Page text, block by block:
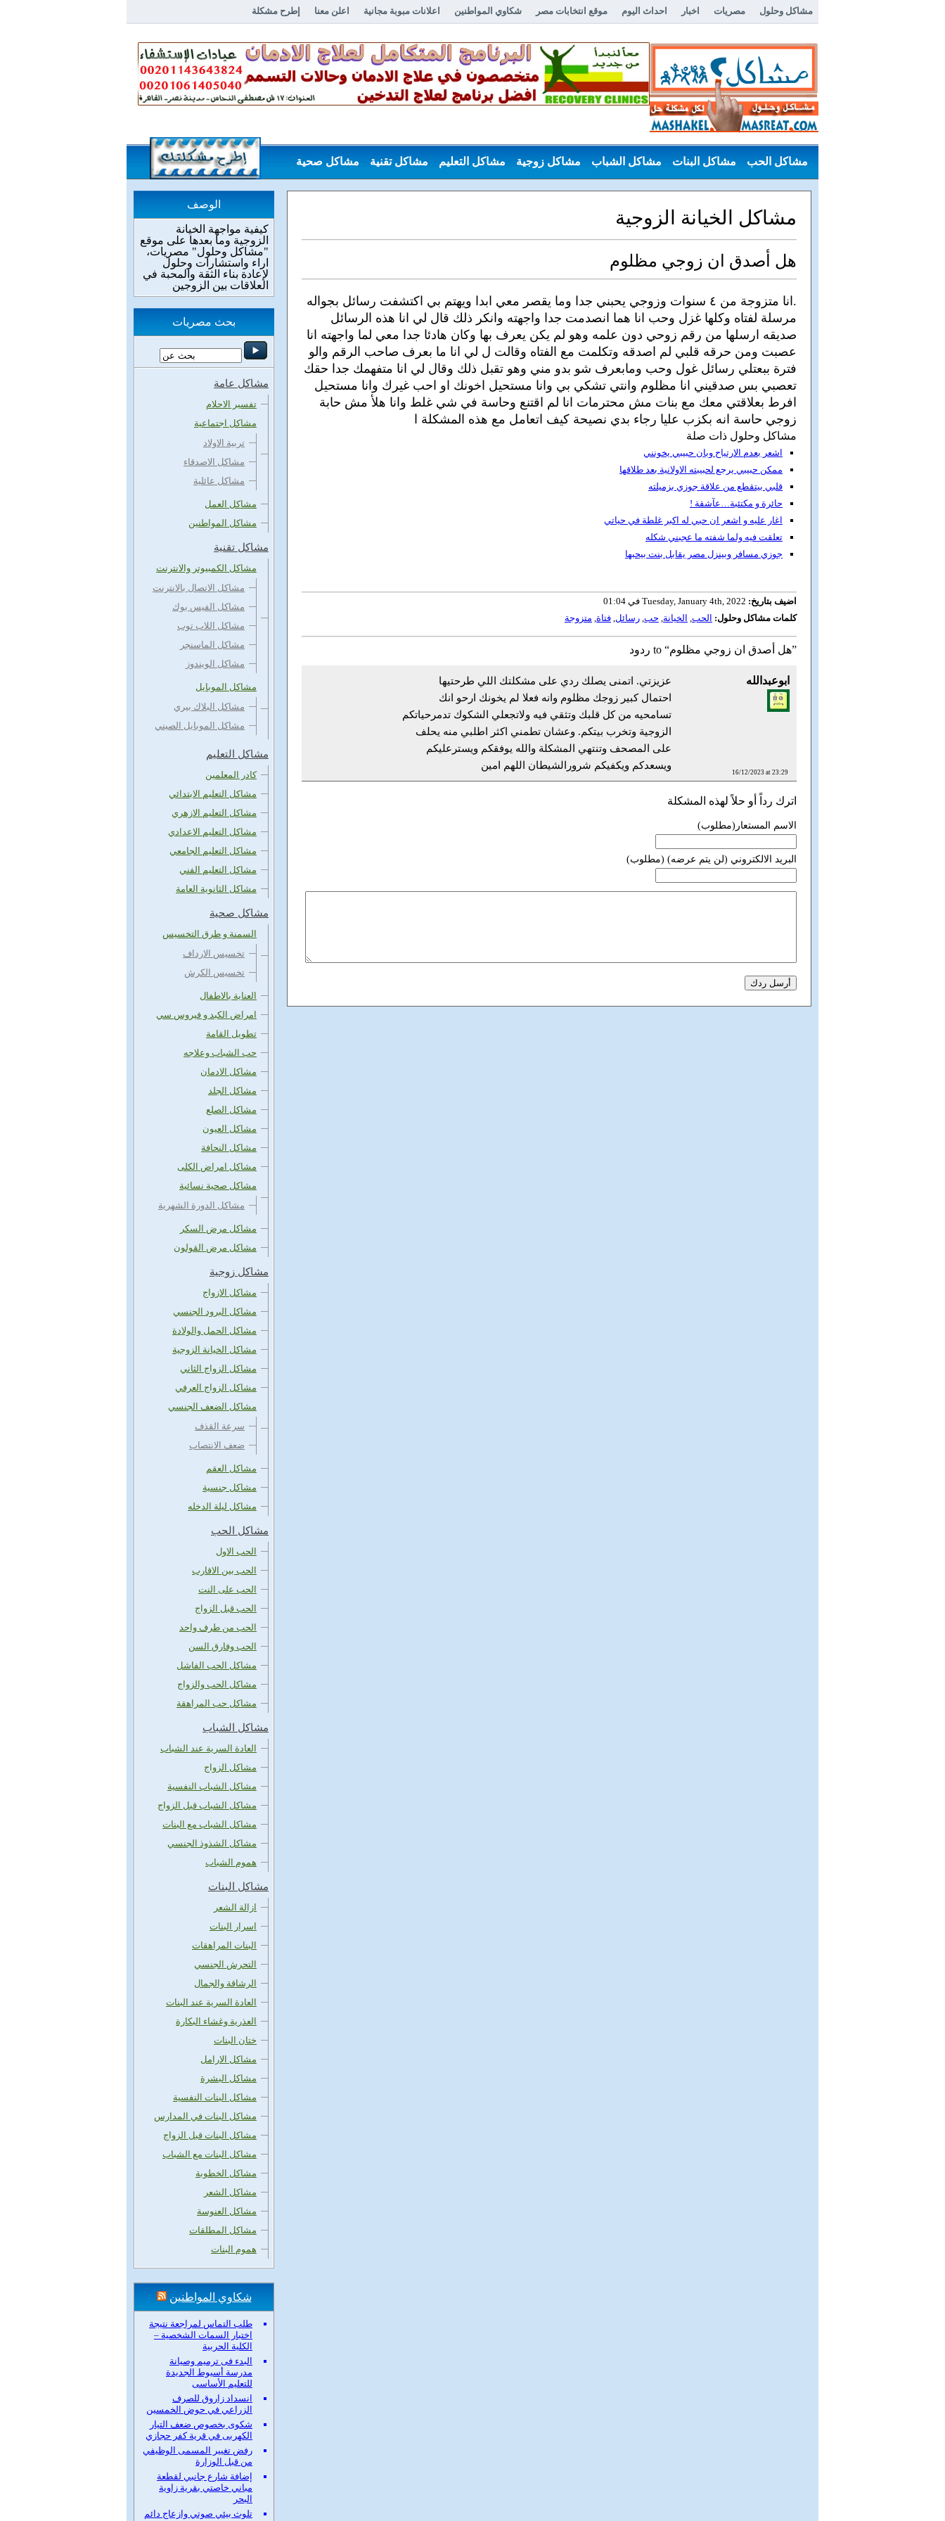
مشاكل وحلول مصريات اخبار احداث اليوم موقع انتخابات مصر شكاوي المواطنين اعلانات مبوبة مجانية اعلن معنا إطرح مشكلة
مشاكل الحب مشاكل البنات مشاكل الشباب مشاكل زوجية مشاكل التعليم مشاكل تقنية مشاكل صحية
مشاكل الخيانة الزوجية
هل أصدق ان زوجي مظلوم
.انا متزوجة من ٤ سنوات وزوجي يحبني جدا وما يقصر معي ابدا ويهتم بي اكتشفت رسائل بجواله
مرسلة لفتاه وكلها غزل وحب انا هما انصدمت جدا واجهته وانكر ذلك قال لي انا هذه الرسائل
صديقه ارسلها من رقم زوحي دون علمه وهو لم يكن يعرف بها وكان هادئا جدا معي لما واجهته انا
عصبت ومن حرقه قلبي لم اصدقه وتكلمت مع الفتاه وقالت ل لي انا ما بعرف صاحب الرقم والو
فترة ببعتلي رسائل غول وحب ومابعرف شو بدو مني وهو تقبل ذلك وقال لي انا متفهمك جدا حقك
تعصبي بس صدقيني انا مظلوم وانتي تشكي بي وانا مستحيل اخونك او احب غيرك وانا مستحيل
افرط بعلاقتي معك مع بنات مش محترمات انا لم اقتنع وحاسة في شي غلط وانا هلأ مش حابة
زوجي حاسة انه بكزب عليا رجاء بدي نصيحة كيف اتعامل مع هذه المشكلة ا
مشاكل وحلول ذات صلة
اشعر بعدم الارتياح وبان حبيبي يخونني
ممكن حبيبي يرجع لحبيبته الاولانية بعد طلاقها
قلبي بيتقطع من علاقة جوزي بزميلته
حائرة و مكتئبة…عآشقة !
اغار عليه و اشعر ان حبي له اكبر غلطة في حياتي
تعلقت فيه ولما شفته ما عجبني شكله
جوزي مسافر وبينزل مصر يقابل بنت بيحبها
اضيف بتاريخ:
كلمات مشاكل وحلول: الحب, الخيانة, حب, رسائل, فتاة, متزوجة
ردود to “هل أصدق ان زوجي مظلوم”
ابوعبدالله
16/12/2023 at 23:29
عزيزتي. اتمنى يصلك ردي على مشكلتك اللي طرحتيها
احتمال كبير زوجك مظلوم وانه فعلا لم يخونك ارحو انك
تسامحيه من كل قلبك وتثقي فيه ولاتجعلي الشكوك تدمرحياتكم
الزوجية وتخرب بيتكم. وعشان تطمني اكثر اطلبي منه يحلف
على المصحف وتنتهي المشكلة والله يوفقكم ويسترعليكم
ويسعدكم ويكفيكم شرورالشيطان اللهم امين
اترك رداً أو حلاً لهذه المشكلة
الاسم المستعار(مطلوب)
البريد الالكتروني (لن يتم عرضه) (مطلوب)
الوصف
كيفية مواجهة الخيانة
الزوجية وما بعدها على موقع
"مشاكل وحلول" مصريات،
اراء واستشارات وحلول
لإعادة بناء الثقة والمحبة في
العلاقات بين الزوجين
بحث مصريات
مشاكل عامة
تفسير الاحلام
مشاكل اجتماعية
تربية الاولاد
مشاكل الاصدقاء
مشاكل عائلية
مشاكل العمل
مشاكل المواطنين
مشاكل تقنية
مشاكل الكمبيوتر والانترنت
مشاكل الاتصال بالانترنت
مشاكل الفيس بوك
مشاكل اللاب توب
مشاكل الماسنجر
مشاكل الويندوز
مشاكل الموبايل
مشاكل البلاك بيري
مشاكل الموبايل الصيني
مشاكل التعليم
كادر المعلمين
مشاكل التعليم الابتدائي
مشاكل التعليم الازهري
مشاكل التعليم الاعدادي
مشاكل التعليم الجامعي
مشاكل التعليم الفني
مشاكل الثانوية العامة
مشاكل صحية
السمنة و طرق التخسيس
تخسيس الارداف
تخسيس الكرش
العناية بالاطفال
امراض الكبد و فيروس سي
تطويل القامة
حب الشباب وعلاجه
مشاكل الادمان
مشاكل الجلد
مشاكل الصلع
مشاكل العيون
مشاكل النحافة
مشاكل امراض الكلى
مشاكل صحية نسائية
مشاكل الدورة الشهرية
مشاكل مرض السكر
مشاكل مرض القولون
مشاكل زوجية
مشاكل الازواج
مشاكل البرود الجنسي
مشاكل الحمل والولادة
مشاكل الخيانة الزوجية
مشاكل الزواج الثاني
مشاكل الزواج العرفي
مشاكل الضعف الجنسي
سرعة القذف
ضعف الانتصاب
مشاكل العقم
مشاكل جنسية
مشاكل ليلة الدخله
مشاكل الحب
الحب الاول
الحب بين الاقارب
الحب على النت
الحب قبل الزواج
الحب من طرف واحد
الحب وفارق السن
مشاكل الحب الفاشل
مشاكل الحب والزواج
مشاكل حب المراهقة
مشاكل الشباب
العادة السرية عند الشباب
مشاكل الزواج
مشاكل الشباب النفسية
مشاكل الشباب قبل الزواج
مشاكل الشباب مع البنات
مشاكل الشذوذ الجنسي
هموم الشباب
مشاكل البنات
ازالة الشعر
اسرار البنات
البنات المراهقات
التحرش الجنسي
الرشاقة والجمال
العادة السرية عند البنات
العذرية وغشاء البكارة
ختان البنات
مشاكل الارامل
مشاكل البشرة
مشاكل البنات النفسية
مشاكل البنات في المدارس
مشاكل البنات قبل الزواج
مشاكل البنات مع الشباب
مشاكل الخطوبة
مشاكل الشعر
مشاكل العنوسة
مشاكل المطلقات
هموم البنات
شكاوي المواطنين
طلب التماس لمراجعة نتيجة
اختبار السمات الشخصية –
الكلية الحربية
البدء فى ترميم وصيانة
مدرسة أسيوط الجديدة
للتعليم الأساسى
انسداد زاروق للصرف
الزراعي في حوض الخمسين
شكوى بخصوص ضعف التيار
الكهربى في قرية كفر حجازي
رفض تغيير المسمى الوظيفي
من قبل الوزارة
إضافة شارع جانبي لقطعة
مباني خاصتي بقرية زاوية
البحر
تلوث بيئي صوتي وازعاج دائم